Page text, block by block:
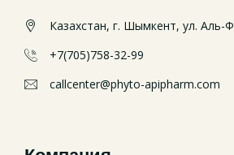
Казахстан, г. Шымкент, ул. Аль-
+7(705)758-32-99
callcenter@phyto-apipharm.com